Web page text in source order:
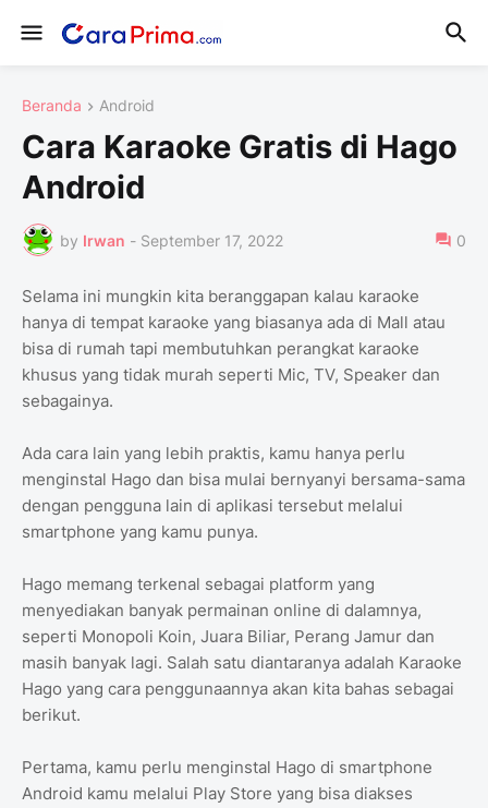
Beranda Android
Cara Karaoke Gratis di Hago
Android
by Irwan - September 17, 2022 0
Selama ini mungkin kita beranggapan kalau karaoke
hanya di tempat karaoke yang biasanya ada di Mall atau
bisa di rumah tapi membutuhkan perangkat karaoke
khusus yang tidak murah seperti Mic, TV, Speaker dan
sebagainya.
Ada cara lain yang lebih praktis, kamu hanya perlu
menginstal Hago dan bisa mulai bernyanyi bersama-sama
dengan pengguna lain di aplikasi tersebut melalui
smartphone yang kamu punya.
Hago memang terkenal sebagai platform yang
menyediakan banyak permainan online di dalamnya,
seperti Monopoli Koin, Juara Biliar, Perang Jamur dan
masih banyak lagi. Salah satu diantaranya adalah Karaoke
Hago yang cara penggunaannya akan kita bahas sebagai
berikut.
Pertama, kamu perlu menginstal Hago di smartphone
Android kamu melalui Play Store yang bisa diakses